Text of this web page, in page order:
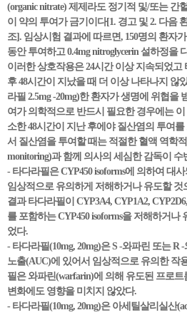
(organic nitrate) 제제라도 정기적 및/또는 간
이 약의 투여가 금기이다[1. 경고 및 2. 다음
조]. 임상시험 결과에 따르면, 150명의 환자
동안 투여하고 0.4mg nitroglycerin 설하정을
이러한 상호작용은 24시간 이상 지속되었
후 48시간이 지났을 때 더 이상 나타나지 않
라필 2.5mg -20mg)한 환자가 생명에 위협을
여가 의학적으로 반드시 필요한 경우에는
소한 48시간이 지난 후에야 질산염의 투여
서 질산염을 투여할 때는 적절한 혈액 역학
monitoring)과 함께 의사의 세심한 감독이 수
- 타다라필은 CYP450 isoforms에 의하여 대
임상적으로 유의하게 저해하거나 유도할 것
결과 타다라필이 CYP3A4, CYP1A2,
를 포함하는 CYP450 isoforms을 저해하거나
었다.
- 타다라필(10mg, 20mg)은 S -와파린 또는 R
노출(AUC)에 있어서 임상적으로 유의한 작
필은 와파린(warfarin)에 의해 유도된 프로트
변화에도 영향을 미치지 않았다.
- 타다라필(10mg, 20mg)은 아세틸살리실산